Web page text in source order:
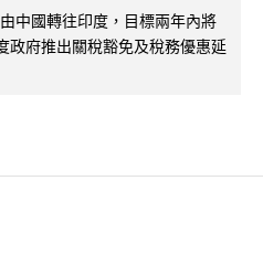
中國轉往印度，目標兩年內將
政府推出關稅豁免及稅務優惠延